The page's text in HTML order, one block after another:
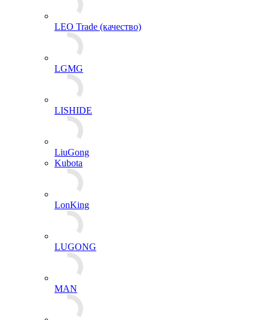
LEO Trade (качество)
LGMG
LISHIDE
LiuGong
Kubota
LonKing
LUGONG
MAN